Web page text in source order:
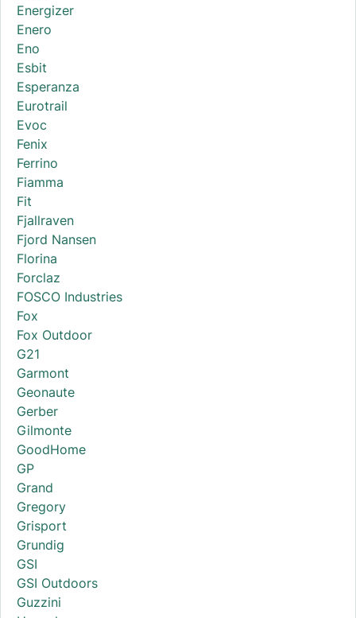
Energizer
Enero
Eno
Esbit
Esperanza
Eurotrail
Evoc
Fenix
Ferrino
Fiamma
Fit
Fjallraven
Fjord Nansen
Florina
Forclaz
FOSCO Industries
Fox
Fox Outdoor
G21
Garmont
Geonaute
Gerber
Gilmonte
GoodHome
GP
Grand
Gregory
Grisport
Grundig
GSI
GSI Outdoors
Guzzini